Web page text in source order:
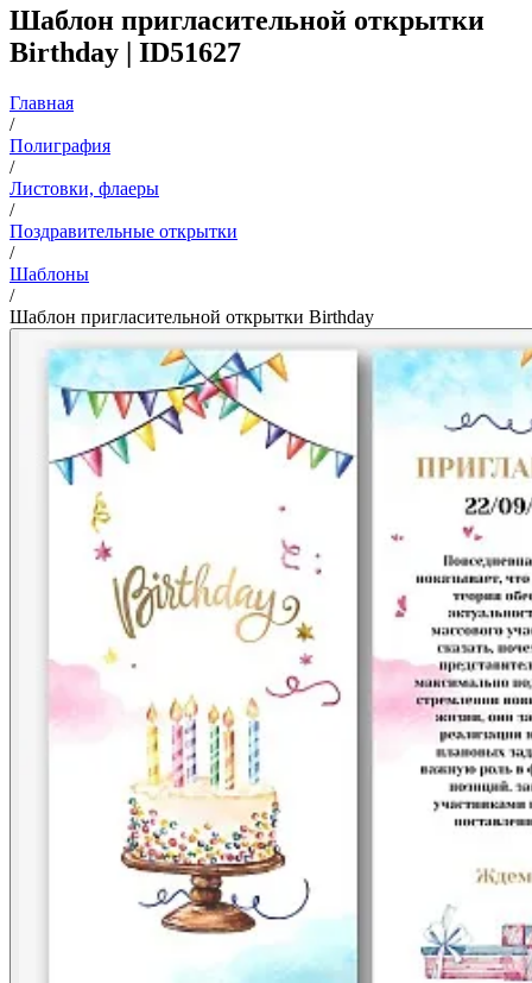
Шаблон пригласительной открытки
Birthday | ID51627
Главная
/
Полиграфия
/
Листовки, флаеры
/
Поздравительные открытки
/
Шаблоны
/
Шаблон пригласительной открытки Birthday